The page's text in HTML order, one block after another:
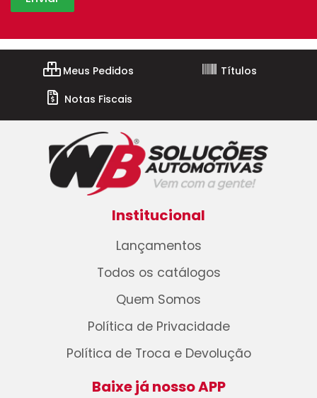
Meus Pedidos
Títulos
Notas Fiscais
Institucional
Lançamentos
Todos os catálogos
Quem Somos
Política de Privacidade
Política de Troca e Devolução
Baixe já nosso APP